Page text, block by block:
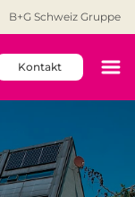
B+G Schweiz Gruppe
Kontakt